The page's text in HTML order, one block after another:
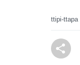
ttipi-ttapa